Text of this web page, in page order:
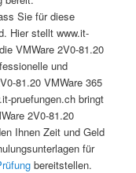
Sie für diese
Hier stellt www.it-
VMWare 2V0-81.20
und
81.20 VMWare 365
pruefungen.ch bringt
2V0-81.20
Ihnen Zeit und Geld
für
bereitstellen.